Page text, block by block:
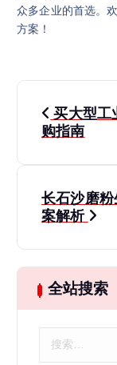
众多企业的首选。
方案！
文
章
航
买大型工
购指南
长石沙磨
案解析
全站搜索